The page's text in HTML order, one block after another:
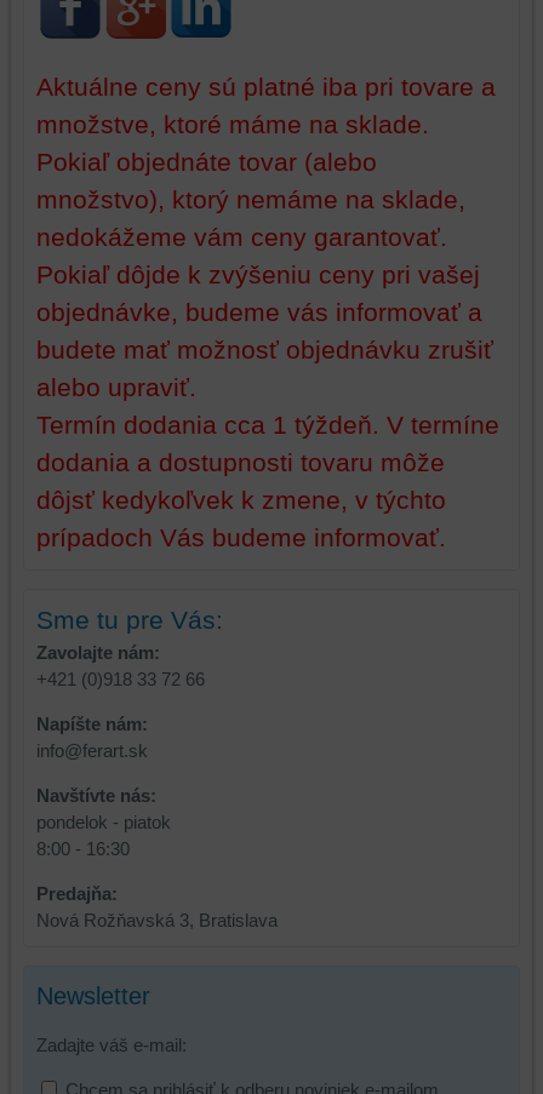
Aktuálne ceny sú platné iba pri tovare a
množstve, ktoré máme na sklade.
Pokiaľ objednáte tovar (alebo
množstvo), ktorý nemáme na sklade,
nedokážeme vám ceny garantovať.
Pokiaľ dôjde k zvýšeniu ceny pri vašej
objednávke, budeme vás informovať a
budete mať možnosť objednávku zrušiť
alebo upraviť.
Termín dodania cca 1 týždeň. V termíne
dodania a dostupnosti tovaru môže
dôjsť kedykoľvek k zmene, v týchto
prípadoch Vás budeme informovať.
Sme tu pre Vás:
Zavolajte nám:
+421 (0)918 33 72 66
Napíšte nám:
info@ferart.sk
Navštívte nás:
pondelok - piatok
8:00 - 16:30
Predajňa:
Nová Rožňavská 3, Bratislava
Newsletter
Zadajte váš e-mail:
Chcem sa prihlásiť k odberu noviniek e-mailom
na
zariadení
(súbory
cookie
a
úložiská
prehliadača)
identifikáciu
vašej
a
dosiahnutie
základnej
platformy,
zážitku
prehliadania
vašom
(súbory
cookie
úložiská
prehliadača),
aby
mohli
poskytovať
funkcie,
ktoré
zlepšujú
zážitok
z
ukladať
vašich
preferencií
bez
aby
ste
mali
používateľský
účet
bez
prihlásenia,
a/alebo
tretích
strán,